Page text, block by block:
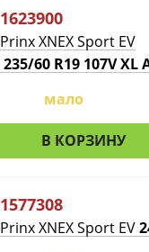
1623900
Prinx XNEX Sport EV
235/60 R19 107V XL
мало
В КОРЗИНУ
1577308
Prinx XNEX Sport EV